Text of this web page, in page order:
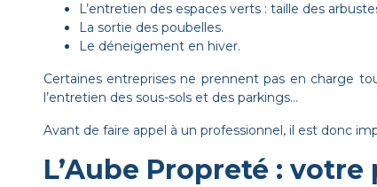
L’entretien des espaces verts : taille des
La sortie des poubelles.
Le déneigement en hiver.
Certaines entreprises ne prennent pas en charge
l’entretien des sous-sols et des parkings...
Avant de faire appel à un professionnel, il est donc
L’Aube Propreté :